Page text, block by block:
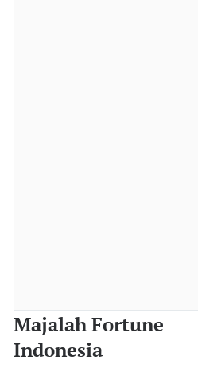
Majalah Fortune
Indonesia